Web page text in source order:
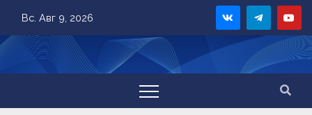
content
Вс. Авг 9, 2026